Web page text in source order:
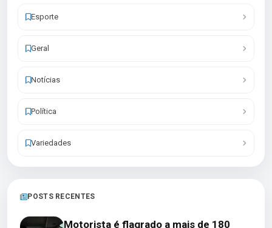
Esporte
Geral
Notícias
Política
Variedades
POSTS RECENTES
Motorista é flagrado a mais de 180